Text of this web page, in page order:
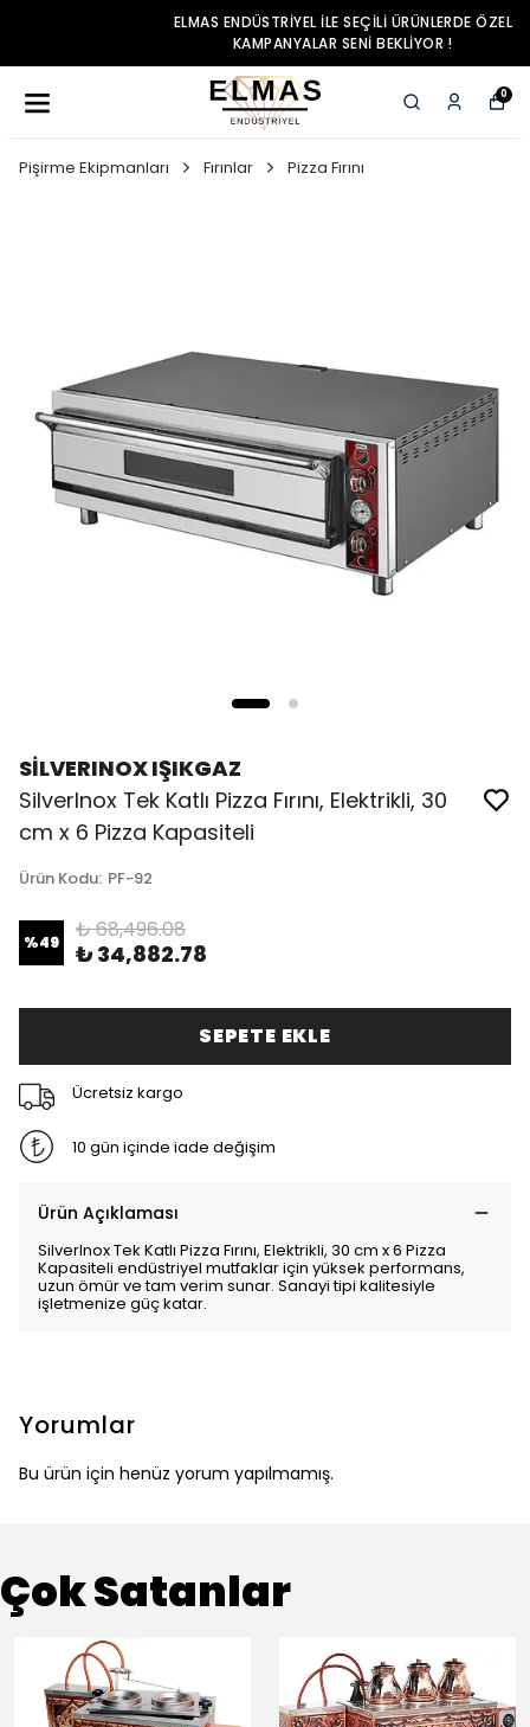
ELMAS ENDÜSTRIYEL ILE SEÇILI ÜRÜNLERDE ÖZEL
KAMPANYALAR SENI BEKLIYOR !
0
Pişirme Ekipmanları Fırınlar Pizza Fırını
SİLVERINOX IŞIKGAZ
SilverInox Tek Katlı Pizza Fırını, Elektrikli, 30
cm x 6 Pizza Kapasiteli
Ürün Kodu: PF-92
%49 ₺ 68,496.08
₺ 34,882.78
SEPETE EKLE
Ücretsiz kargo
10 gün içinde iade değişim
Ürün Açıklaması
SilverInox Tek Katlı Pizza Fırını, Elektrikli, 30 cm x 6 Pizza
Kapasiteli endüstriyel mutfaklar için yüksek performans,
uzun ömür ve tam verim sunar. Sanayi tipi kalitesiyle
işletmenize güç katar.
Yorumlar
Bu ürün için henüz yorum yapılmamış.
Çok Satanlar